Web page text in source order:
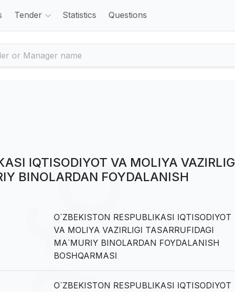
Tender Statistics Questions
IQTISODIYOT VA MOLIYA
BINOLARDAN FOYDALANISH
O`ZBEKISTON RESPUBLIKASI IQTISODIYOT
VA MOLIYA VAZIRLIGI TASARRUFIDAGI
MA`MURIY BINOLARDAN FOYDALANISH
BOSHQARMASI
O`ZBEKISTON RESPUBLIKASI IQTISODIYOT